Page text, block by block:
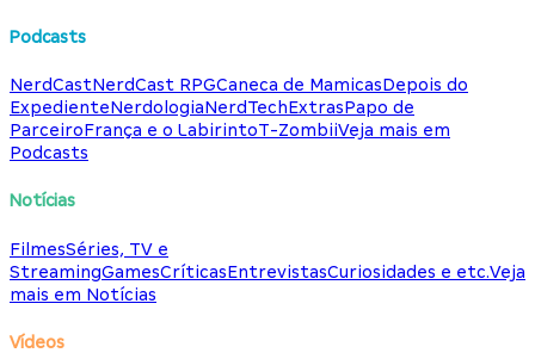
Podcasts
NerdCastNerdCast RPGCaneca de MamicasDepois do
ExpedienteNerdologiaNerdTechExtrasPapo de
ParceiroFrança e o LabirintoT-ZombiiVeja mais em
Podcasts
Notícias
FilmesSéries, TV e
StreamingGamesCríticasEntrevistasCuriosidades e etc.Veja
mais em Notícias
Vídeos